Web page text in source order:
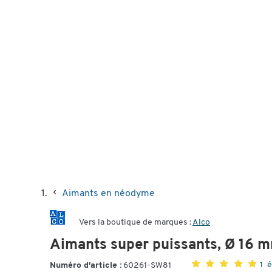
Aimants en néodyme
Vers la boutique de marques :Alco
Aimants super puissants, Ø 16
Numéro d'article : 60261-SW81 1